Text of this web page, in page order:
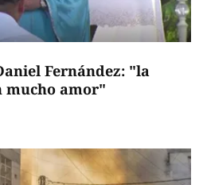
Fernández: "la
mucho amor"